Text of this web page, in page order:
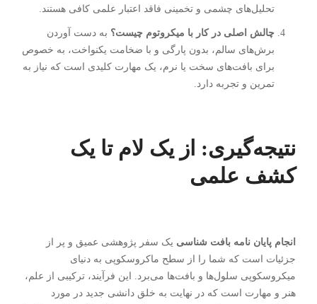
تحلیل‌های چشمی و تخمینی فاقد اعتبار علمی کافی هستند.
چالش اصلی در کار با میکروتوم چیست؟ به دست آوردن
برش‌های سالم، بدون پارگی و با ضخامت یکنواخت، به خصوص
برای بافت‌های سخت یا نرم، یک مهارت کلیدی است که نیاز به
تمرین و تجربه دارد.
نتیجه‌گیری: از یک لام تا یک
کشف علمی
انجام پایان نامه بافت شناسی یک سفر پژوهشی عمیق و پر از
جزئیات است که شما را از سطح ماکروسکوپی به دنیای
میکروسکوپی سلول‌ها و بافت‌ها می‌برد. این فرآیند، ترکیبی از علم،
هنر و مهارت است که در نهایت به خلق دانشی جدید در مورد